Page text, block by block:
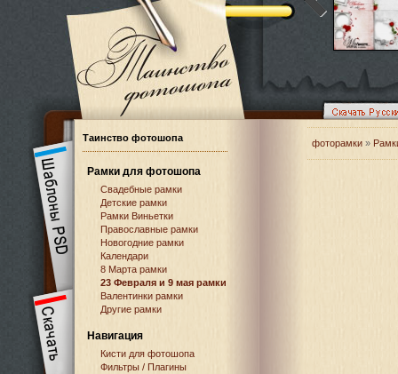
Таинство фотошопа
Рамки для фотошопа
Свадебные рамки
Детские рамки
Рамки Виньетки
Православные рамки
Новогодние рамки
Календари
8 Марта рамки
23 Февраля и 9 мая рамки
Валентинки рамки
Другие рамки
Навигация
Кисти для фотошопа
Фильтры / Плагины
фоторамки »